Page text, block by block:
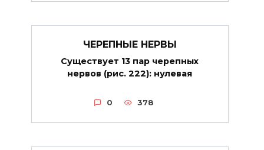
ЧЕРЕПНЫЕ НЕРВЫ
Существует 13 пар черепных
нервов (рис. 222): нулевая
0 378